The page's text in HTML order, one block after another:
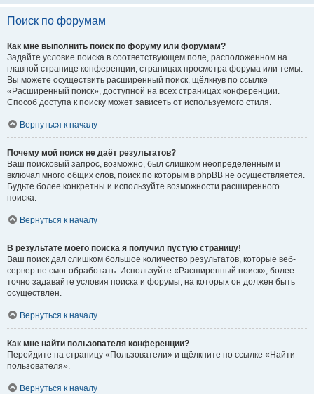
Поиск по форумам
Как мне выполнить поиск по форуму или форумам?
Задайте условие поиска в соответствующем поле, расположенном на
главной странице конференции, страницах просмотра форума или темы.
Вы можете осуществить расширенный поиск, щёлкнув по ссылке
«Расширенный поиск», доступной на всех страницах конференции.
Способ доступа к поиску может зависеть от используемого стиля.
Вернуться к началу
Почему мой поиск не даёт результатов?
Ваш поисковый запрос, возможно, был слишком неопределённым и
включал много общих слов, поиск по которым в phpBB не осуществляется.
Будьте более конкретны и используйте возможности расширенного
поиска.
Вернуться к началу
В результате моего поиска я получил пустую страницу!
Ваш поиск дал слишком большое количество результатов, которые веб-
сервер не смог обработать. Используйте «Расширенный поиск», более
точно задавайте условия поиска и форумы, на которых он должен быть
осуществлён.
Вернуться к началу
Как мне найти пользователя конференции?
Перейдите на страницу «Пользователи» и щёлкните по ссылке «Найти
пользователя».
Вернуться к началу